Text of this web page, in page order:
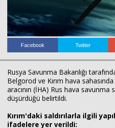
Facebook Twitter
Rusya Savunma Bakanlığı
Belgorod ve Kırım hava
aracının (İHA) Rus hava savunma
düşürdüğü belirtildi.
Kırım'daki saldırılarla ilgili
ifadelere yer verildi: